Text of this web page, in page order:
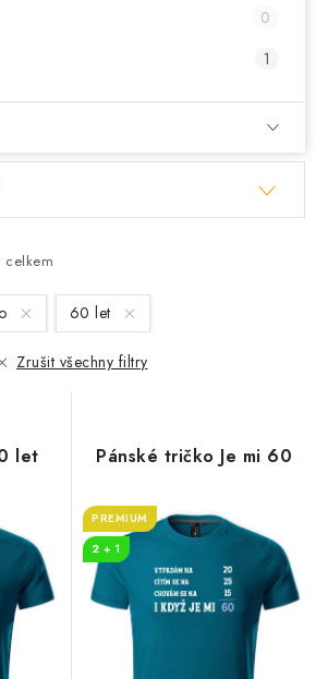
0
1
celkem
60 let
Zrušit všechny filtry
let
Pánské tričko Je mi 60
PREMIUM
2 + 1